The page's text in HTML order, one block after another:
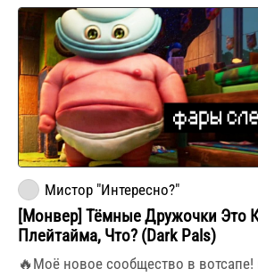
Мистор "Интересно?"
[Монвер] Тёмные Дружочки Это
Плейтайма, Что? (Dark Pals)
🔥Моё новое сообщество в вотсапе!